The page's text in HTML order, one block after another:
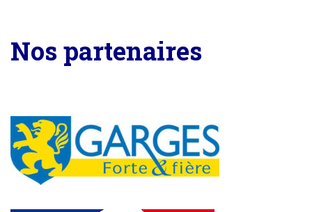
Nos partenaires